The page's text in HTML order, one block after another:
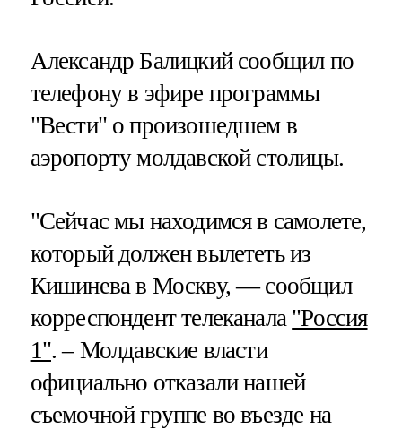
Александр Балицкий сообщил по
телефону в эфире программы
"Вести" о произошедшем в
аэропорту молдавской столицы.
"Сейчас мы находимся в самолете,
который должен вылететь из
Кишинева в Москву, — сообщил
корреспондент телеканала "Россия
1". – Молдавские власти
официально отказали нашей
съемочной группе во въезде на